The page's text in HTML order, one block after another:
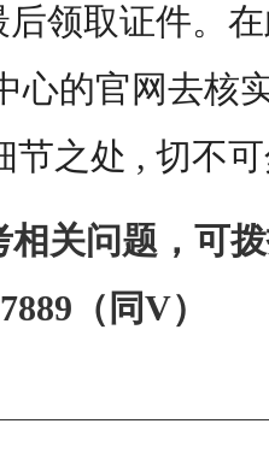
领取证件。
心的官网去核
节之处 , 切不
相关问题，可
（同V）